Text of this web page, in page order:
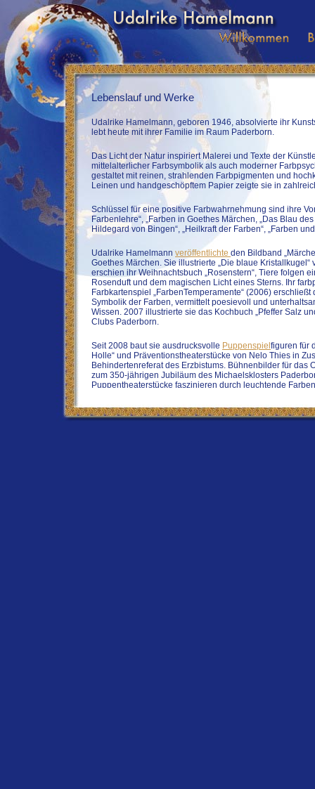
Lebenslauf und Werke
Udalrike Hamelmann, geboren 1946, absolvierte ihr
lebt heute mit ihrer Familie im Raum Paderborn.
Das Licht der Natur inspiriert Malerei und Texte der
mittelalterlicher Farbsymbolik als auch moderner
gestaltet mit reinen, strahlenden Farbpigmenten und
Leinen und handgeschöpftem Papier zeigte sie in
Schlüssel für eine positive Farbwahrnehmung sind ihre
Farbenlehre“, „Farben in Goethes Märchen, „Das Blau
Hildegard von Bingen“, „Heilkraft der Farben“, „Farben
Udalrike Hamelmann veröffentlichte den Bildband
Goethes Märchen. Sie illustrierte „Die blaue Kristallkugel“
erschien ihr Weihnachtsbuch „Rosenstern“, Tiere folgen
Rosenduft und dem magischen Licht eines Sterns. Ihr
Farbkartenspiel „FarbenTemperamente“ (2006)
Symbolik der Farben, vermittelt poesievoll und
Wissen. 2007 illustrierte sie das Kochbuch „Pfeffer Salz
Clubs Paderborn.
Seit 2008 baut sie ausdrucksvolle Puppenspiel figuren für
Holle“ und Präventionstheaterstücke von Nelo Thies in
Behindertenreferat des Erzbistums. Bühnenbilder für das
zum 350-jährigen Jubiläum des Michaelsklosters
Puppentheaterstücke faszinieren durch leuchtende
Udalrike Hamelmann ist vertreten in den Künstler-Lexika
Ostwestfalen-Lippe und in „Frauen in Paderborn“ (Hrsg.